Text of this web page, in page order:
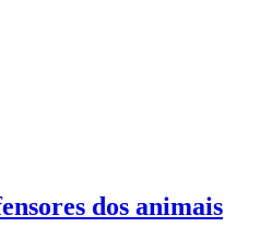
dos animais